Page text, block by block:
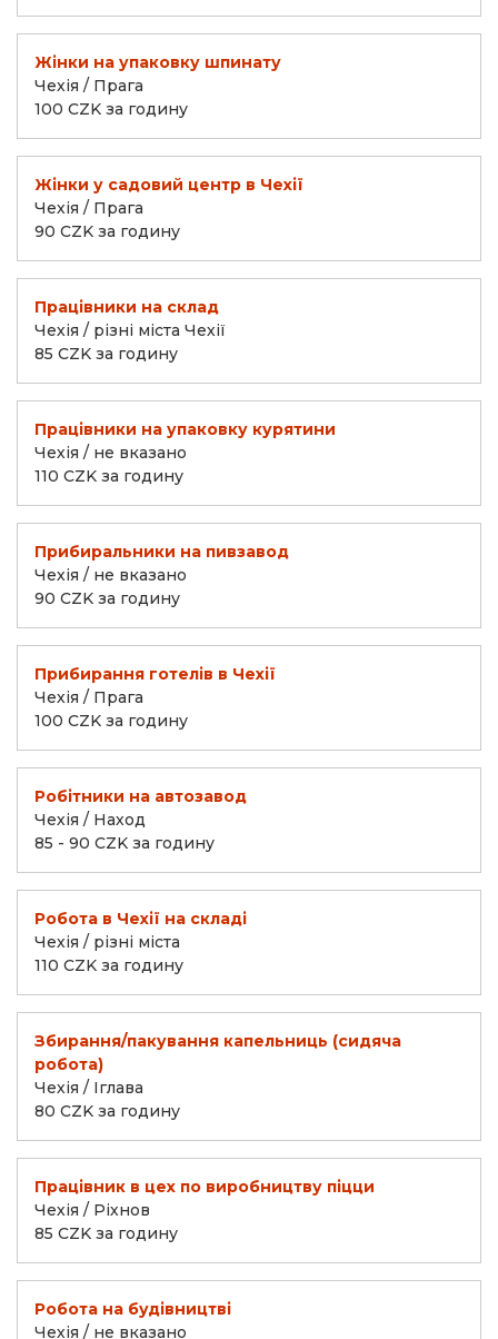
Жінки на упаковку шпинату
Чехія / Прага
100 CZK за годину
Жінки у садовий центр в Чехії
Чехія / Прага
90 CZK за годину
Працівники на склад
Чехія / різні міста Чехії
85 CZK за годину
Працівники на упаковку курятини
Чехія / не вказано
110 CZK за годину
Прибиральники на пивзавод
Чехія / не вказано
90 CZK за годину
Прибирання готелів в Чехії
Чехія / Прага
100 CZK за годину
Робітники на автозавод
Чехія / Наход
85 - 90 CZK за годину
Робота в Чехії на складі
Чехія / різні міста
110 CZK за годину
Збирання/пакування капельниць (сидяча
робота)
Чехія / Іглава
80 CZK за годину
Працівник в цех по виробництву піцци
Чехія / Ріхнов
85 CZK за годину
Робота на будівництві
Чехія / не вказано